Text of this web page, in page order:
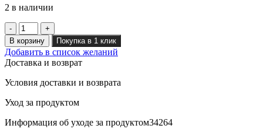
2 в наличии
Количество
товара
Табурет
KYRRE
Треугольный
в
цвете
Белый
В корзину Покупка в 1 клик
Добавить в список желаний
Доставка и возврат
Условия доставки и возврата
Уход за продуктом
Информация об уходе за продуктом34264